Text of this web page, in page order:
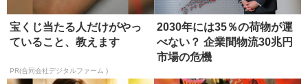
宝くじ当たる人だけがやっ
ていること、教えます
PR(合同会社デジタルファーム )
2030年には35％の荷物が運
べない？ 企業間物流30兆円
市場の危機